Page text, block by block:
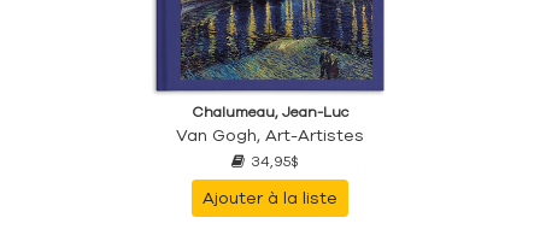
Chalumeau, Jean-Luc
Van Gogh, Art-Artistes
34,95$
Ajouter à la liste